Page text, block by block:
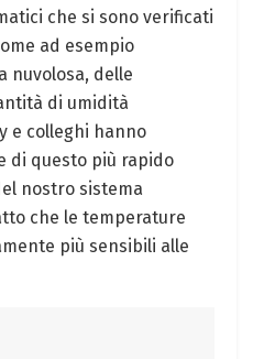
che si sono verificati
ad esempio
nuvolosa, delle
di umidità
e colleghi hanno
di questo più rapido
nostro sistema
che le temperature
più sensibili alle